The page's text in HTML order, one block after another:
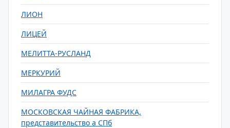
ЛИОН
ЛИЦЕЙ
МЕЛИТТА-РУСЛАНД
МЕРКУРИЙ
МИЛАГРА ФУДС
МОСКОВСКАЯ ЧАЙНАЯ ФАБРИКА,
представительство а СПб